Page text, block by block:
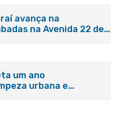
avança na
na Avenida 22 de
um ano
urbana e